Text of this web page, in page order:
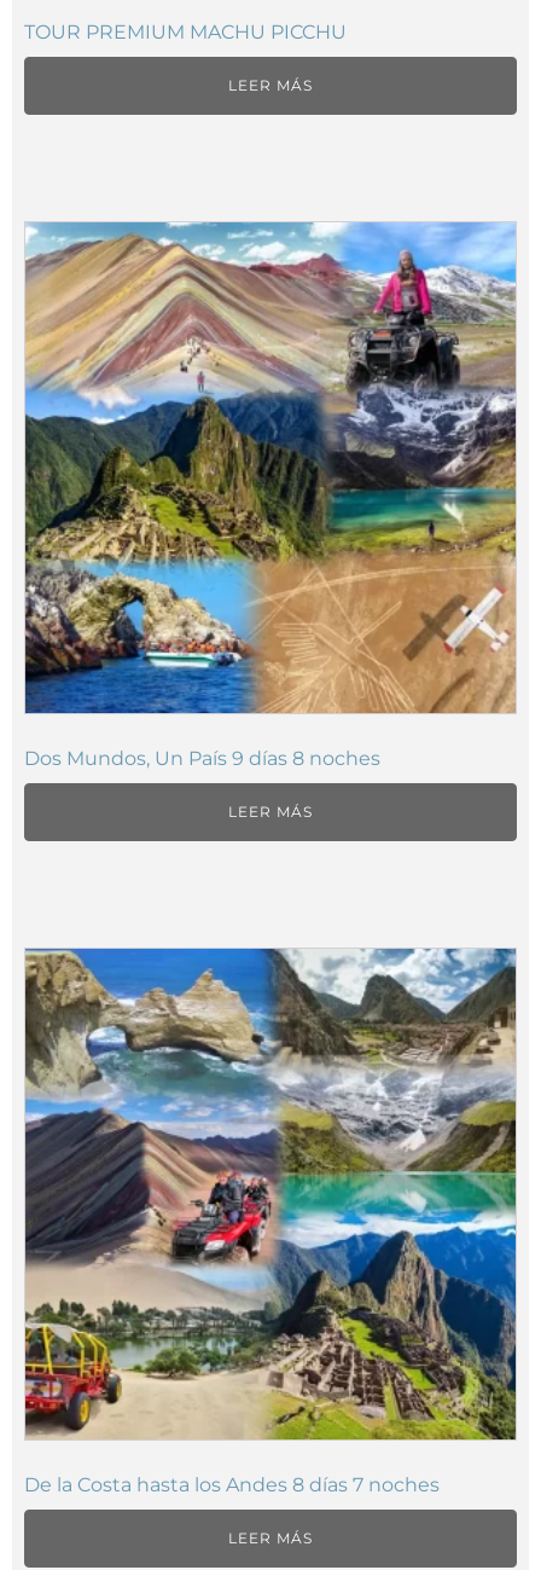
TOUR PREMIUM MACHU PICCHU
LEER MÁS
Dos Mundos, Un País 9 días 8 noches
LEER MÁS
De la Costa hasta los Andes 8 días 7 noches
LEER MÁS